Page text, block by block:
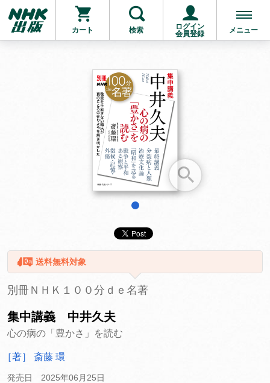
カート 検索
ログイン
会員登録
メニュー
お支払いに進む
他にも商品を買う
送料無料対象
別冊ＮＨＫ１００分ｄｅ名著
集中講義 中井久夫
心の病の「豊かさ」を読む
［著］ 斎藤 環
発売日 2025年06月25日